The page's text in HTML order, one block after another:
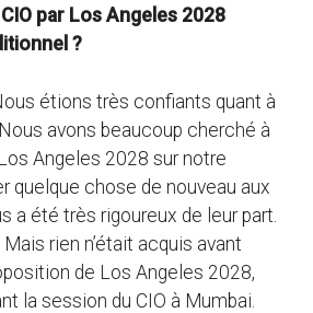
par Los Angeles 2028
?
étions très confiants quant à
avons beaucoup cherché à
Angeles 2028 sur notre
quelque chose de nouveau aux
a été très rigoureux de leur part.
Mais rien n’était acquis avant
de Los Angeles 2028,
la session du CIO à Mumbai.